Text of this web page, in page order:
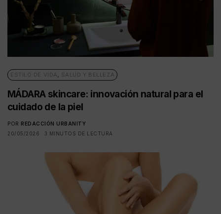
ESTILO DE VIDA , SALUD Y BELLEZA
MÁDARA skincare: innovación natural para el
cuidado de la piel
POR REDACCIÓN URBANITY
20/05/2026
3 MINUTOS DE LECTURA